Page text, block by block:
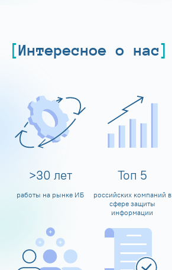
Интересное о нас
>30 лет
работы на рынке ИБ
Топ 5
российских компаний в
сфере защиты
информации